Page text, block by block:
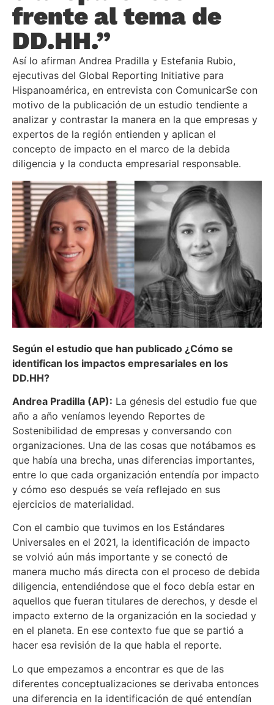
frente al tema de
DD.HH.”
Así lo afirman Andrea Pradilla y Estefania Rubio,
ejecutivas del Global Reporting Initiative para
Hispanoamérica, en entrevista con ComunicarSe con
motivo de la publicación de un estudio tendiente a
analizar y contrastar la manera en la que empresas y
expertos de la región entienden y aplican el
concepto de impacto en el marco de la debida
diligencia y la conducta empresarial responsable.
Según el estudio que han publicado ¿Cómo se
identifican los impactos empresariales en los
DD.HH?
Andrea Pradilla (AP): La génesis del estudio fue que
año a año veníamos leyendo Reportes de
Sostenibilidad de empresas y conversando con
organizaciones. Una de las cosas que notábamos es
que había una brecha, unas diferencias importantes,
entre lo que cada organización entendía por impacto
y cómo eso después se veía reflejado en sus
ejercicios de materialidad.
Con el cambio que tuvimos en los Estándares
Universales en el 2021, la identificación de impacto
se volvió aún más importante y se conectó de
manera mucho más directa con el proceso de debida
diligencia, entendiéndose que el foco debía estar en
aquellos que fueran titulares de derechos, y desde el
impacto externo de la organización en la sociedad y
en el planeta. En ese contexto fue que se partió a
hacer esa revisión de la que habla el reporte.
Lo que empezamos a encontrar es que de las
diferentes conceptualizaciones se derivaba entonces
una diferencia en la identificación de qué entendían